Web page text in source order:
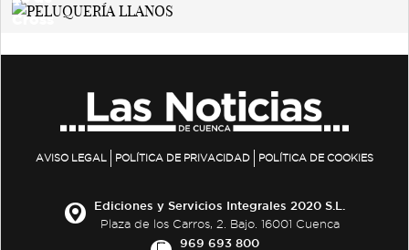
AVISO LEGAL POLÍTICA DE PRIVACIDAD POLÍTICA DE COOKIES
Ediciones y Servicios Integrales 2020 S.L.
Plaza de los Carros, 2. Bajo. 16001 Cuenca
969 693 800